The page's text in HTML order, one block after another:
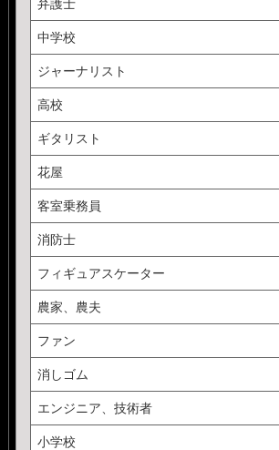
弁護士
中学校
ジャーナリスト
高校
ギタリスト
花屋
客室乗務員
消防士
フィギュアスケーター
農家、農夫
ファン
消しゴム
エンジニア、技術者
小学校